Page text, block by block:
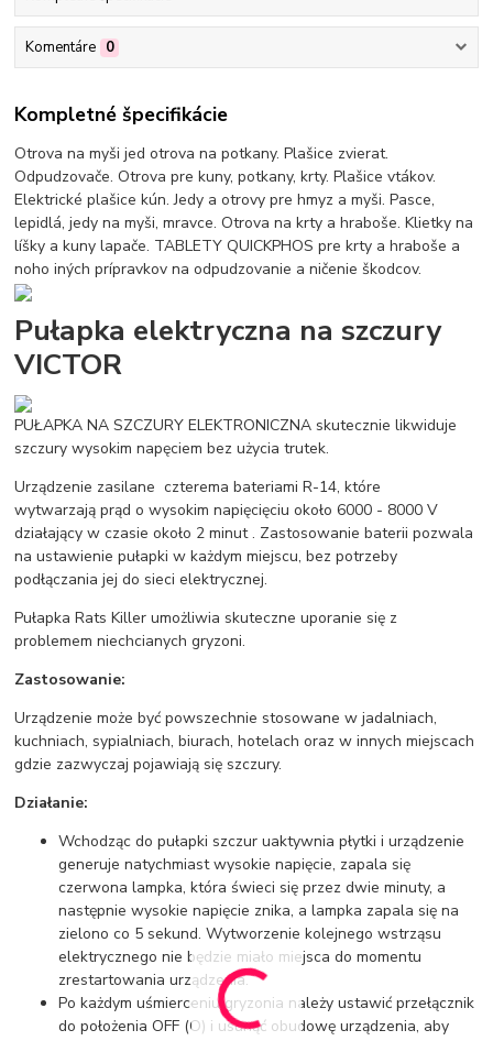
Komentáre 0
Kompletné špecifikácie
Otrova na myši jed otrova na potkany. Plašice zvierat.
Odpudzovače. Otrova pre kuny, potkany, krty. Plašice vtákov.
Elektrické plašice kún. Jedy a otrovy pre hmyz a myši. Pasce,
lepidlá, jedy na myši, mravce. Otrova na krty a hraboše. Klietky na
líšky a kuny lapače. TABLETY QUICKPHOS pre krty a hraboše a
noho iných prípravkov na odpudzovanie a ničenie škodcov.
Pułapka elektryczna na szczury
VICTOR
PUŁAPKA NA SZCZURY ELEKTRONICZNA skutecznie likwiduje
szczury wysokim napęciem bez użycia trutek.
Urządzenie zasilane czterema bateriami R-14, które
wytwarzają prąd o wysokim napięcięciu około 6000 - 8000 V
działający w czasie około 2 minut . Zastosowanie baterii pozwala
na ustawienie pułapki w każdym miejscu, bez potrzeby
podłączania jej do sieci elektrycznej.
Pułapka Rats Killer umożliwia skuteczne uporanie się z
problemem niechcianych gryzoni.
Zastosowanie:
Urządzenie może być powszechnie stosowane w jadalniach,
kuchniach, sypialniach, biurach, hotelach oraz w innych miejscach
gdzie zazwyczaj pojawiają się szczury.
Działanie:
Wchodząc do pułapki szczur uaktywnia płytki i urządzenie
generuje natychmiast wysokie napięcie, zapala się
czerwona lampka, która świeci się przez dwie minuty, a
następnie wysokie napięcie znika, a lampka zapala się na
zielono co 5 sekund. Wytworzenie kolejnego wstrząsu
elektrycznego nie będzie miało miejsca do momentu
zrestartowania urządzenia.
Po każdym uśmierceniu gryzonia należy ustawić przełącznik
do położenia OFF (O) i usunąć obudowę urządzenia, aby